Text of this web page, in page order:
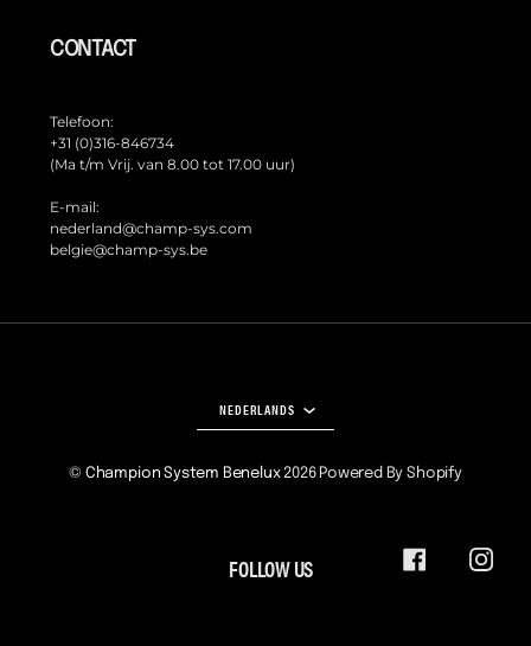
CONTACT
Telefoon:
+31 (0)316-846734
(Ma t/m Vrij. van 8.00 tot 17.00 uur)
E-mail:
nederland@champ-sys.com
belgie@champ-sys.be
NEDERLANDS
© Champion System Benelux2026 Powered By Shopify
FOLLOW US FACEBOOK